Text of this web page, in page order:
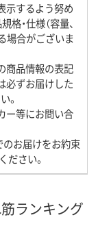
示するよう努め
・仕様（容量、
場合がございま
商品情報の表記
必ずお届けした
。
ー等にお問い合
のお届けをお約束
ださい。
ランキング